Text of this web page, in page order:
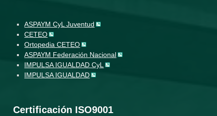
ASPAYM CyL Juventud
CETEO
Ortopedia CETEO
ASPAYM Federación Nacional
IMPULSA IGUALDAD CyL
IMPULSA IGUALDAD
Certificación ISO9001